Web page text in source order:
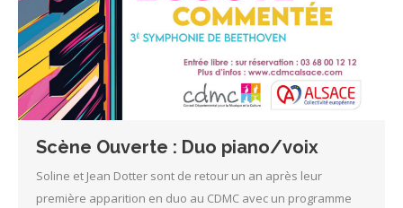
Scène Ouverte : Duo piano/voix
Soline et Jean Dotter sont de retour un an après leur
première apparition en duo au CDMC avec un programme